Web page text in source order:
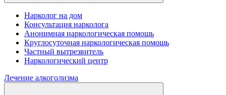
Нарколог на дом
Консультация нарколога
Анонимная наркологическая помощь
Круглосуточная наркологическая помощь
Частный вытрезвитель
Наркологический центр
Лечение алкоголизма